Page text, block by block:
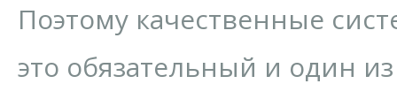
Поэтому качественные
это обязательный и один